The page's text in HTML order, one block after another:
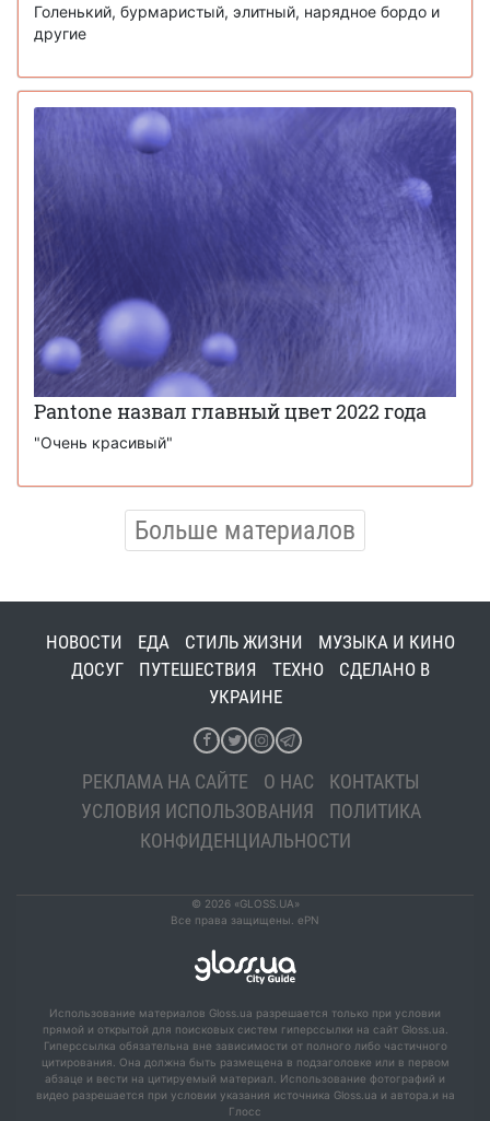
Голенький, бурмаристый, элитный, нарядное бордо и
другие
Pantone назвал главный цвет 2022 года
"Очень красивый"
Больше материалов
НОВОСТИ ЕДА СТИЛЬ ЖИЗНИ
МУЗЫКА И КИНО
ДОСУГ
ПУТЕШЕСТВИЯ ТЕХНО
СДЕЛАНО В
УКРАИНЕ
РЕКЛАМА НА САЙТЕ О НАС
КОНТАКТЫ
УСЛОВИЯ ИСПОЛЬЗОВАНИЯ
ПОЛИТИКА
КОНФИДЕНЦИАЛЬНОСТИ
© 2026 «GLOSS.UA»
Все права защищены. ePN
Использование материалов Gloss.ua разрешается только при условии
прямой и открытой для поисковых систем гиперссылки на сайт Gloss.ua.
Гиперссылка обязательна вне зависимости от полного либо частичного
цитирования. Она должна быть размещена в подзаголовке или в первом
абзаце и вести на цитируемый материал. Использование фотографий и
видео разрешается при условии указания источника Gloss.ua и автора.и на
Глосс